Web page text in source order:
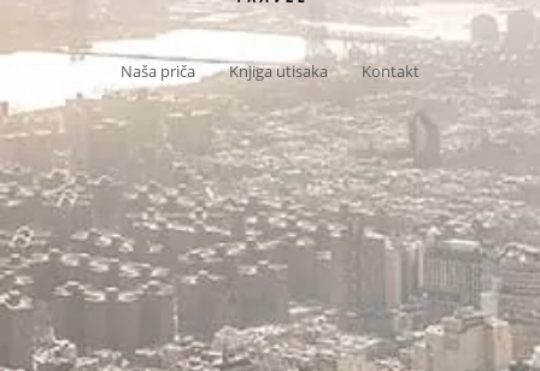
Naša priča Knjiga utisaka Kontakt